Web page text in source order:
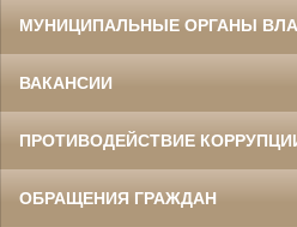
МУНИЦИПАЛЬНЫЕ ОРГАНЫ
ВАКАНСИИ
ПРОТИВОДЕЙСТВИЕ
ОБРАЩЕНИЯ ГРАЖДАН